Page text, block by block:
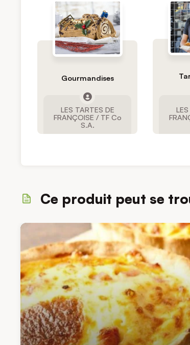
Gourmandises
LES TARTES DE
FRANÇOISE / TF Co
S.A.
Ce produit peut se